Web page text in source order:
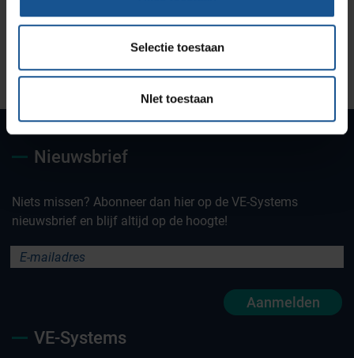
Selectie toestaan
NIet toestaan
deskundig advies
ervaring
Nieuwsbrief
Niets missen? Abonneer dan hier op de VE-Systems
nieuwsbrief en blijf altijd op de hoogte!
Aanmelden
VE-Systems